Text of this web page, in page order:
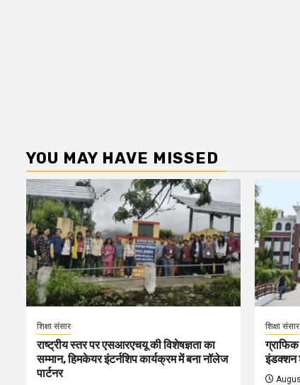
YOU MAY HAVE MISSED
शिक्षा संसार
राष्ट्रीय स्तर पर एसआरएचयू की विशेषज्ञता का
सम्मान, हिमकेयर इंटर्नशिप कार्यक्रम में बना नॉलेज
पार्टनर
शिक्षा संसार
इंडक्शन